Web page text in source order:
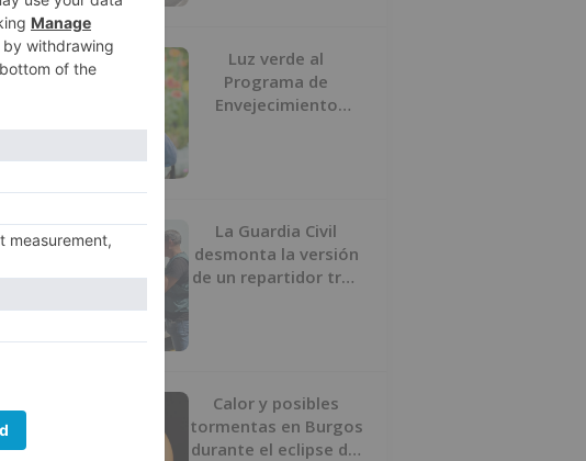
3
Luz verde al
Programa de
Envejecimiento
4
La Guardia Civil
desmonta la versión
de un repartidor tras
Calor y posibles
tormentas en Burgos
durante el eclipse del